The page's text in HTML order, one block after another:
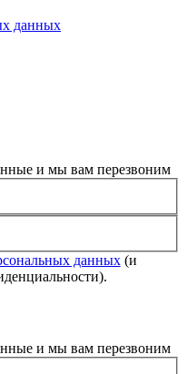
данных
и мы вам перезвоним
данных(и
и мы вам перезвоним